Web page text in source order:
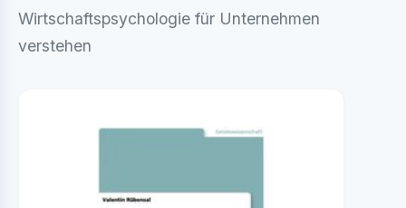
Wirtschaftspsychologie für Unternehmen
verstehen